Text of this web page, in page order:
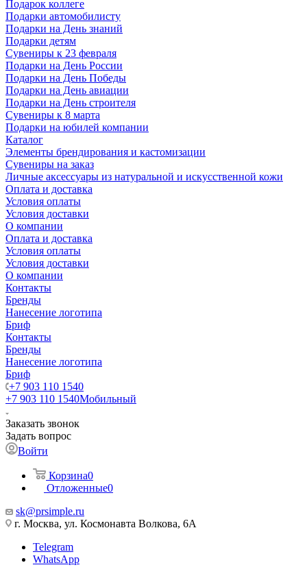
Подарок коллеге
Подарки автомобилисту
Подарки на День знаний
Подарки детям
Сувениры к 23 февраля
Подарки на День России
Подарки на День Победы
Подарки на День авиации
Подарки на День строителя
Сувениры к 8 марта
Подарки на юбилей компании
Каталог
Элементы брендирования и кастомизации
Сувениры на заказ
Личные аксессуары из натуральной и искусственной кожи
Оплата и доставка
Условия оплаты
Условия доставки
О компании
Оплата и доставка
Условия оплаты
Условия доставки
О компании
Контакты
Бренды
Нанесение логотипа
Бриф
Контакты
Бренды
Нанесение логотипа
Бриф
+7 903 110 1540
+7 903 110 1540Мобильный
Заказать звонок
Задать вопрос
Войти
Корзина0
Отложенные0
sk@prsimple.ru
г. Москва, ул. Космонавта Волкова, 6А
Telegram
WhatsApp